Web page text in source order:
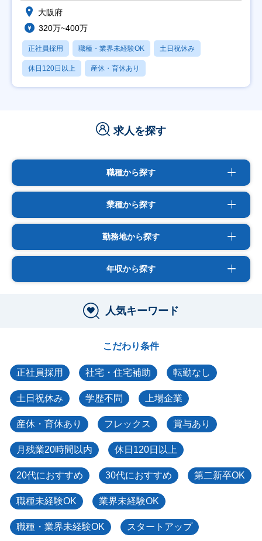
大阪府
320万~400万
正社員採用 職種・業界未経験OK 土日祝休み
休日120日以上 産休・育休あり
求人を探す
職種から探す
業種から探す
勤務地から探す
年収から探す
人気キーワード
こだわり条件
正社員採用 社宅・住宅補助 転勤なし
土日祝休み 学歴不問 上場企業
産休・育休あり フレックス 賞与あり
月残業20時間以内 休日120日以上
20代におすすめ 30代におすすめ 第二新卒OK
職種未経験OK 業界未経験OK
職種・業界未経験OK スタートアップ